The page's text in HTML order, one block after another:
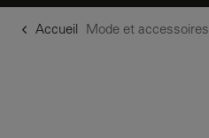
Accueil Mode et accessoires